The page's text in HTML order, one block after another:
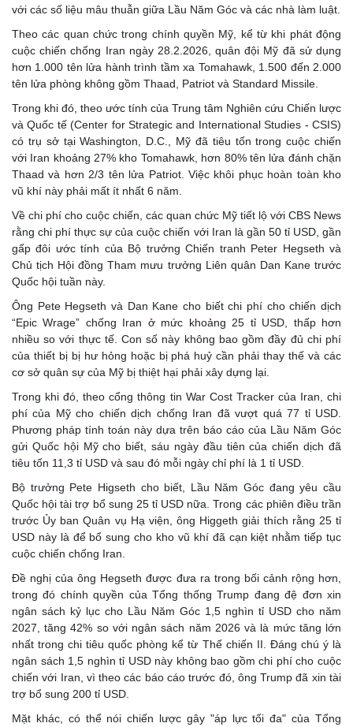
với các số liệu mâu thuẫn giữa Lầu Năm Góc và các nhà làm luật.
Theo các quan chức trong chính quyền Mỹ, kể từ khi phát động
cuộc chiến chống Iran ngày 28.2.2026, quân đội Mỹ đã sử dụng
hơn 1.000 tên lửa hành trình tầm xa Tomahawk, 1.500 đến 2.000
tên lửa phòng không gồm Thaad, Patriot và Standard Missile.
Trong khi đó, theo ước tính của Trung tâm Nghiên cứu Chiến lược
và Quốc tế (Center for Strategic and International Studies - CSIS)
có trụ sở tại Washington, D.C., Mỹ đã tiêu tốn trong cuộc chiến
với Iran khoảng 27% kho Tomahawk, hơn 80% tên lửa đánh chặn
Thaad và hơn 2/3 tên lửa Patriot. Việc khôi phục hoàn toàn kho
vũ khí này phải mất ít nhất 6 năm.
Về chi phí cho cuộc chiến, các quan chức Mỹ tiết lộ với CBS News
rằng chi phí thực sự của cuộc chiến với Iran là gần 50 tỉ USD, gần
gấp đôi ước tính của Bộ trưởng Chiến tranh Peter Hegseth và
Chủ tịch Hội đồng Tham mưu trưởng Liên quân Dan Kane trước
Quốc hội tuần này.
Ông Pete Hegseth và Dan Kane cho biết chi phí cho chiến dịch
“Epic Wrage” chống Iran ở mức khoảng 25 tỉ USD, thấp hơn
nhiều so với thực tế. Con số này không bao gồm đầy đủ chi phí
của thiết bị bị hư hỏng hoặc bị phá huỷ cần phải thay thế và các
cơ sở quân sự của Mỹ bị thiệt hại phải xây dựng lại.
Trong khi đó, theo cổng thông tin War Cost Tracker của Iran, chi
phí của Mỹ cho chiến dịch chống Iran đã vượt quá 77 tỉ USD.
Phương pháp tính toán này dựa trên báo cáo của Lầu Năm Góc
gửi Quốc hội Mỹ cho biết, sáu ngày đầu tiên của chiến dịch đã
tiêu tốn 11,3 tỉ USD và sau đó mỗi ngày chỉ phí là 1 tỉ USD.
Bộ trưởng Pete Higseth cho biết, Lầu Năm Góc đang yêu cầu
Quốc hội tài trợ bổ sung 25 tỉ USD nữa. Trong các phiên điều trần
trước Ủy ban Quân vụ Hạ viện, ông Higgeth giải thích rằng 25 tỉ
USD này là để bổ sung cho kho vũ khí đã cạn kiệt nhằm tiếp tục
cuộc chiến chống Iran.
Đề nghị của ông Hegseth được đưa ra trong bối cảnh rộng hơn,
trong đó chính quyền của Tổng thống Trump đang đệ đơn xin
ngân sách kỷ lục cho Lầu Năm Góc 1,5 nghìn tỉ USD cho năm
2027, tăng 42% so với ngân sách năm 2026 và là mức tăng lớn
nhất trong chi tiêu quốc phòng kể từ Thế chiến II. Đáng chú ý là
ngân sách 1,5 nghìn tỉ USD này không bao gồm chi phí cho cuộc
chiến với Iran, vì theo các báo cáo trước đó, ông Trump đã xin tài
trợ bổ sung 200 tỉ USD.
Mặt khác, có thể nói chiến lược gây "áp lực tối đa" của Tổng